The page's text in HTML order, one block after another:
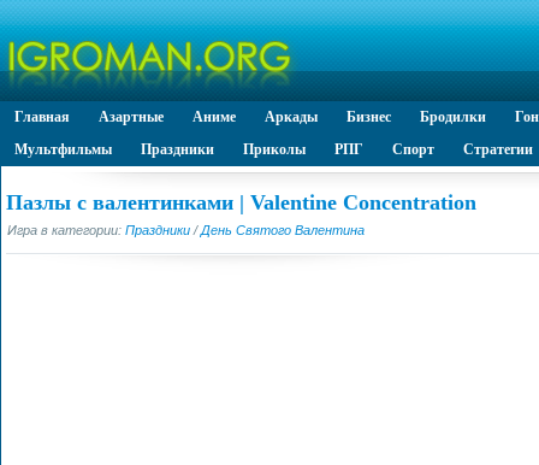
Главная Азартные Аниме Аркады Бизнес Бродилки
Мультфильмы
Праздники Приколы РПГ Спорт Стратегии
Пазлы с валентинками | Valentine Concentration
Игра в категории: Праздники /День Святого Валентина